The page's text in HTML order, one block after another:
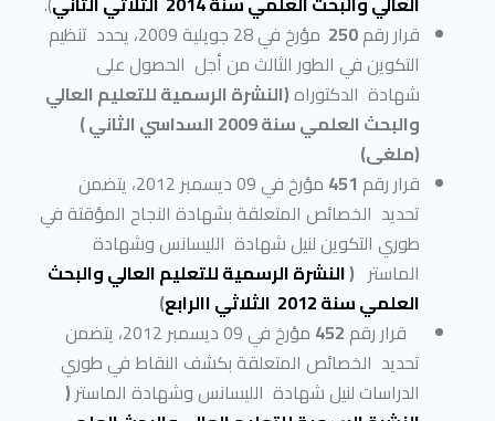
قرار رقم250
مؤرخ في 28 جويلية 2009، يحدد تنظيم
التكوين في الطور الثالث من أجل الحصول على
شهادة الدكتوراه(النشرة الرسمية للتعليم العالي
والبحث العلمي سنة 2009 السداسي الثاني )
(ملغى)
قرار رقم 451
مؤرخ في 09 ديسمبر 2012، يتضمن
تحديد الخصائص المتعلقة بشهادة النجاح المؤقتة في
طوري التكوين لنيل شهادة الليسانس وشهادة
الماستر (النشرة الرسمية للتعليم العالي والبحث
العلمي سنة 2012 الثلاثي االرابع
)
قرار رقم452
مؤرخ في 09 ديسمبر 2012، يتضمن
تحديد الخصائص المتعلقة بكشف النقاط في طوري
الدراسات لنيل شهادة الليسانس وشهادة الماستر(